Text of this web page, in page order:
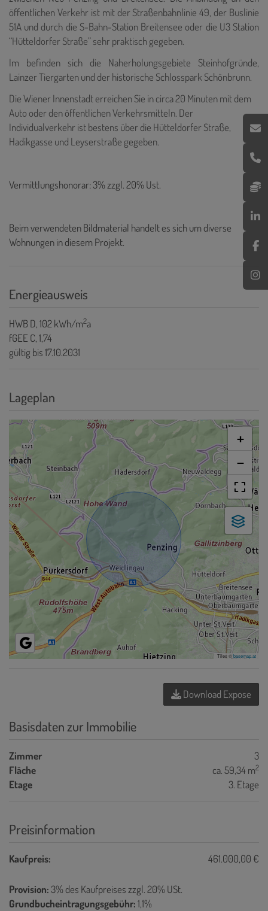
öffentlichen Verkehr ist mit der Straßenbahnlinie 49, der Buslinie
51A und durch die S-Bahn-Station Breitensee oder die U3 Station
“Hütteldorfer Straße” sehr praktisch gegeben.
Im befinden sich die Naherholungsgebiete Steinhofgründe,
Lainzer Tiergarten und der historische Schlosspark Schönbrunn.
Die Wiener Innenstadt erreichen Sie in circa 20 Minuten mit dem
Auto oder den öffentlichen Verkehrsmitteln. Der
Individualverkehr ist bestens über die Hütteldorfer Straße,
Hadikgasse und Leyserstraße gegeben.
Vermittlungshonorar: 3% zzgl. 20% Ust.
Beim verwendeten Bildmaterial handelt es sich um diverse
Wohnungen in diesem Projekt.
Energieausweis
HWBD, 102 kWh/m2a
fGEE C, 1,74
gültig bis17.10.2031
Lageplan
+
−
Tiles ©basemap.at
Download Expose
Basisdaten zur Immobilie
Zimmer
3
Fläche
ca. 59,34 m2
Etage 3. Etage
Preisinformation
Kaufpreis: 461.000,00 €
Provision:3% des Kaufpreises zzgl. 20% USt.
Grundbucheintragungsgebühr:1,1%